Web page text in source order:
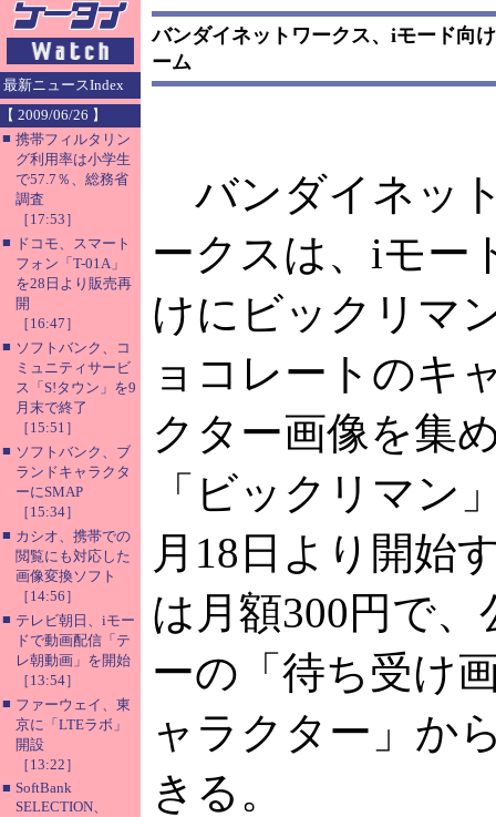
最新ニュースIndex
【 2009/06/26 】
■ 携帯フィルタリン
グ利用率は小学生
で57.7％、総務省
調査
［17:53］
■ ドコモ、スマート
フォン「T-01A」
を28日より販売再
開
［16:47］
■ ソフトバンク、コ
ミュニティサービ
ス「S!タウン」を9
月末で終了
［15:51］
■ ソフトバンク、ブ
ランドキャラクタ
ーにSMAP
［15:34］
■ カシオ、携帯での
閲覧にも対応した
画像変換ソフト
［14:56］
■ テレビ朝日、iモー
ドで動画配信「テ
レ朝動画」を開始
［13:54］
■ ファーウェイ、東
京に「LTEラボ」
開設
［13:22］
■ SoftBank
SELECTION、
バンダイネットワークス、iモード向
ーム
バンダイネッ
ークスは、iモー
けにビックリマ
ョコレートのキ
クター画像を集
「ビックリマン
月18日より開始
は月額300円で
ーの「待ち受け
ャラクター」か
きる。